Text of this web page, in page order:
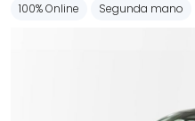
100% Online Segunda mano